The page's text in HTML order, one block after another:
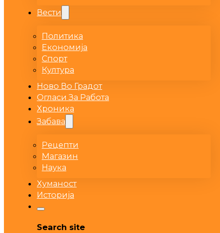
Вести
Политика
Економија
Спорт
Култура
Ново Во Градот
Огласи За Работа
Хроника
Забава
Рецепти
Магазин
Наука
Хуманост
Историја
Search site